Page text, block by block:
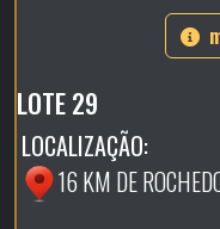
LOTE 29
LOCALIZAÇÃO:
16 KM DE